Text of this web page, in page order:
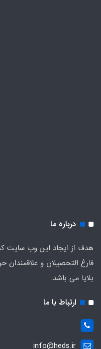
درباره ما
هدف از ایجاد این وب سایت
فارغ التحصیلان و
بلایا می باشد.
ارتباط با ما
info@heds.ir